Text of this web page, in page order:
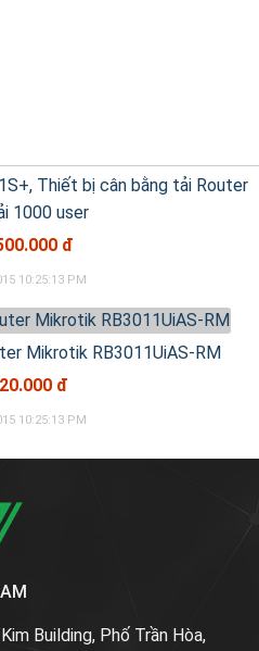
Thiết bị cân bằng tải Router
1000 user
đ
10:25:13 PM
Mikrotik RB3011UiAS-RM
đ
10:25:13 PM
Building, Phố Trần Hòa,